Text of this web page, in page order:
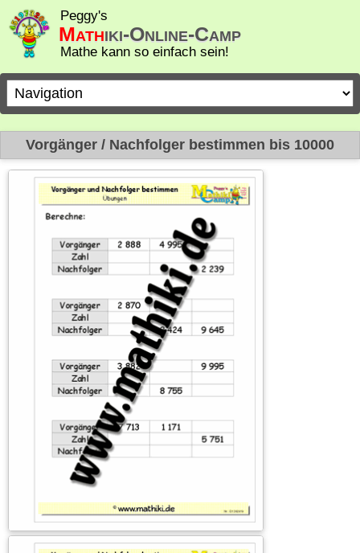
Peggy's
Mathiki-Online-Camp
Mathe kann so einfach sein!
Zielseite
Vorgänger / Nachfolger bestimmen bis 10000